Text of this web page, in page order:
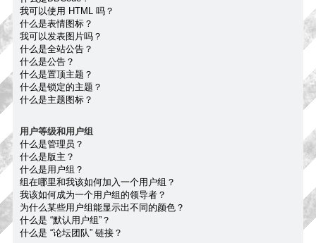
我可以使用 HTML 吗？
什么是表情图标？
我可以发表图片吗？
什么是全站公告？
什么是公告？
什么是置顶主题？
什么是锁定的主题？
什么是主题图标？
用户等级和用户组
什么是管理员？
什么是版主？
什么是用户组？
组在哪里和我该如何加入一个用户组？
我该如何成为一个用户组的领导者？
为什么某些用户组能显示出不同的颜色？
什么是 “默认用户组”？
什么是 “论坛团队” 链接？